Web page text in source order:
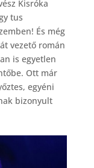
Kisróka
tus
És még
vezető román
is egyetlen
Ott már
egyéni
bizonyult